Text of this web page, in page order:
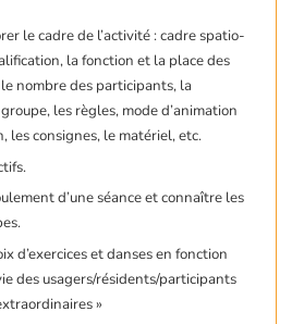
le cadre de l’activité : cadre spatio-
la fonction et la place des
nombre des participants, la
les règles, mode d’animation
les consignes, le matériel, etc.
d’une séance et connaître les
d’exercices et danses en fonction
des usagers/résidents/participants
»